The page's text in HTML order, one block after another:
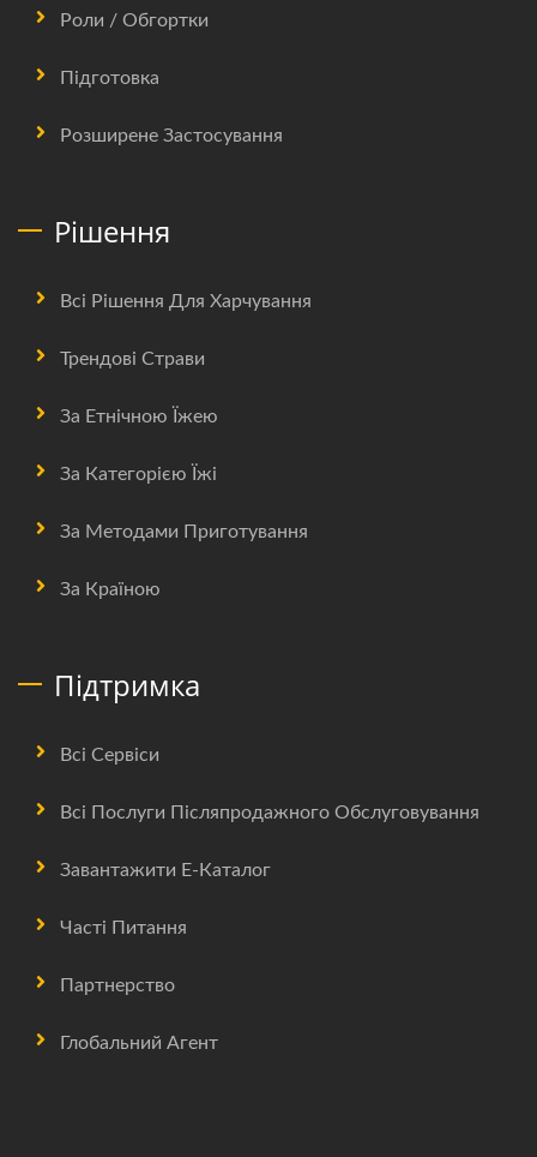
Роли / Обгортки
Підготовка
Розширене Застосування
Рішення
Всі Рішення Для Харчування
Трендові Страви
За Етнічною Їжею
За Категорією Їжі
За Методами Приготування
За Країною
Підтримка
Всі Сервіси
Всі Послуги Післяпродажного Обслуговування
Завантажити Е-Каталог
Часті Питання
Партнерство
Глобальний Агент